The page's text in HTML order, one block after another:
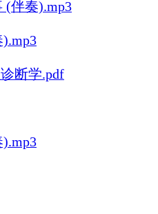
(伴奏).mp3
断学.pdf